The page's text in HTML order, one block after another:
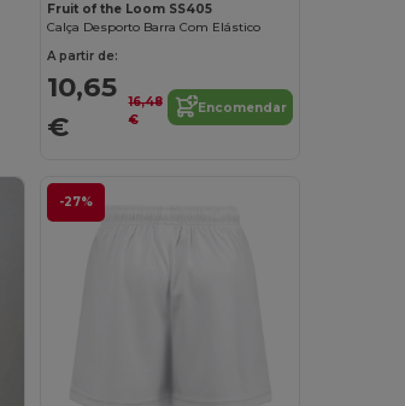
Fruit of the Loom SS405
Calça Desporto Barra Com Elástico
A partir de:
10,65
€
16,48
€
Encomendar
-27%